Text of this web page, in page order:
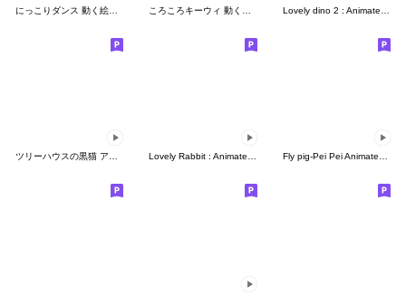
ツリーハウスの黒猫 アニメーション絵文字 Lovely Rabbit : Animated emoji Fly pig-Pei Pei Animated Emoji 01